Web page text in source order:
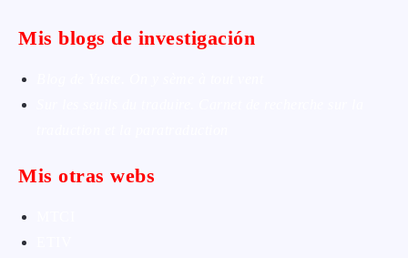
Mis blogs de investigación
Mis otras webs